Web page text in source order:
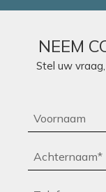
NEEM
Stel uw